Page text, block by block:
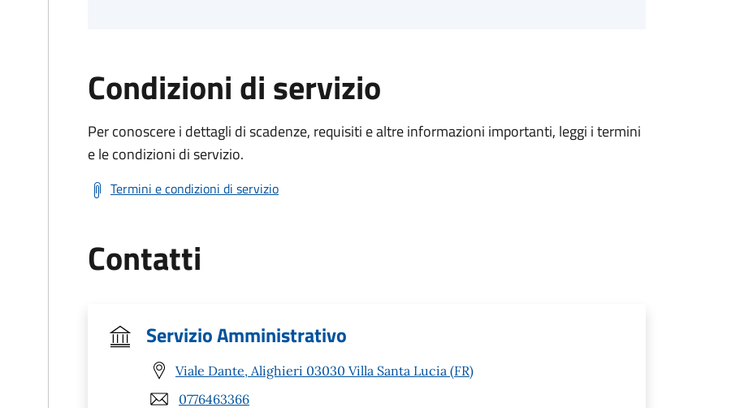
Condizioni di servizio
Per conoscere i dettagli di scadenze, requisiti e altre informazioni importanti, leggi i termini
e le condizioni di servizio.
Termini e condizioni di servizio
Contatti
Servizio Amministrativo
Viale Dante, Alighieri 03030 Villa Santa Lucia (FR)
0776463366